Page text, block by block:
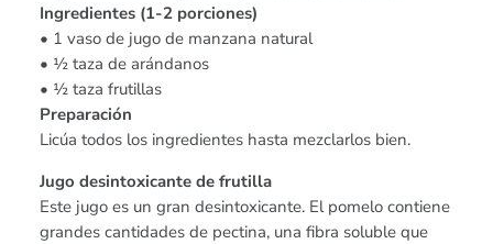
Ingredientes (1-2 porciones)
• 1 vaso de jugo de manzana natural
• ½ taza de arándanos
• ½ taza frutillas
Preparación
Licúa todos los ingredientes hasta mezclarlos bien.
Jugo desintoxicante de frutilla
Este jugo es un gran desintoxicante. El pomelo contiene
grandes cantidades de pectina, una fibra soluble que